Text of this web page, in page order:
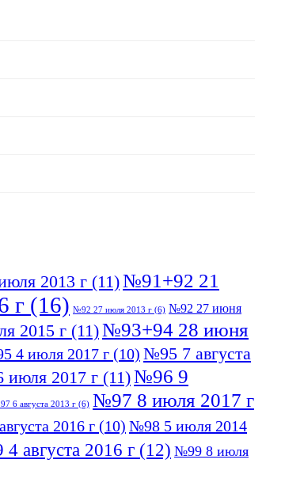
2013 г (11)№91+92 21
г (16) №92 27 июля 2013 г (6) №92 27 июня
2015 г (11)№93+94 28 июня
4 июля 2017 г (10) №95 7 августа
2017 г (11)№96 9
6 августа 2013 г (6) №97 8 июля 2017 г
2016 г (10) №98 5 июля 2014
августа 2016 г (12) №99 8 июля